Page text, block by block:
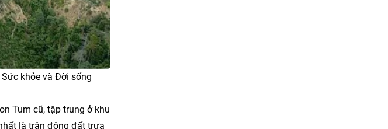
khỏe và Đời sống
Tum cũ, tập trung ở khu
là trận động đất trưa